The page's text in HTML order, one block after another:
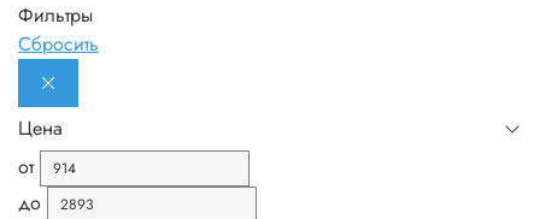
Фильтры
Сбросить
Цена
от
до